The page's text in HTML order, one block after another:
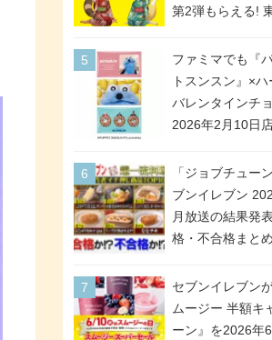
象商品
第2弾もらえる!
ペーンが2026年
日スタート。浴衣
ぬき・キツネ姿
ッタ / ミオリネ /
号・5号) / シャデ
が全6種のクリア
ドになって登場!
ファミマでも『
トスンスン』×ハ
バレンタインチ
2026年2月10日
チョコ」「チョ
「ツインギフト
場
「ジョブチュー
ブンイレブン
月放送の結果発
格・不合格まと
合格「金のハン
グ」。満場一致
は6商品、合格数
セブンイレブン
ムージー 半額キ
ーン』を2026年